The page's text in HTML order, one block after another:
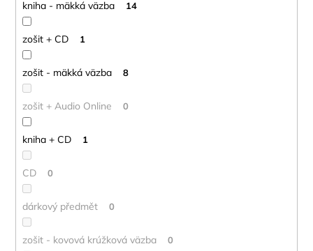
kniha - mäkká väzba 14
zošit + CD 1
zošit - mäkká väzba 8
zošit + Audio Online 0
kniha + CD 1
CD 0
dárkový předmět 0
zošit - kovová krúžková väzba 0